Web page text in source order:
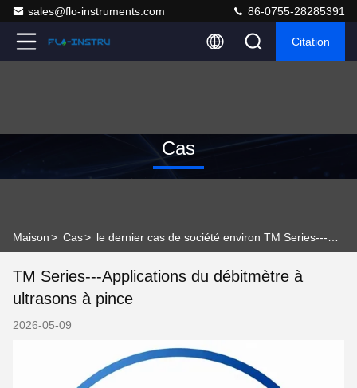
sales@flo-instruments.com 86-0755-28285391
Citation
Cas
Maison> Cas>
TM Series---Applications du débitmètre à
ultrasons à pince
2026-05-09